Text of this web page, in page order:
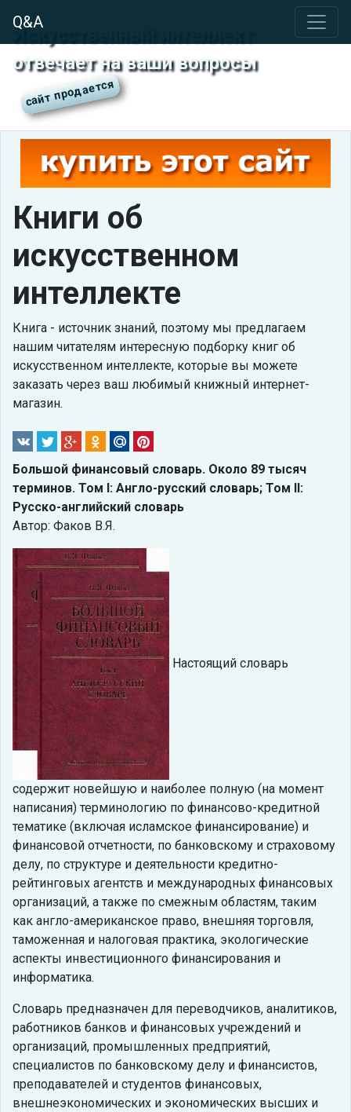
Q&A
Искусственный интеллект
отвечает на ваши вопросы
Книги об
искусственном
интеллекте
Книга - источник знаний, поэтому мы предлагаем
нашим читателям интересную подборку книг об
искусственном интеллекте, которые вы можете
заказать через ваш любимый книжный интернет-
магазин.
Большой финансовый словарь. Около 89 тысяч
терминов. Том I: Англо-русский словарь; Том II:
Русско-английский словарь
Автор: Факов В.Я.
Настоящий словарь
содержит новейшую и наиболее полную (на момент
написания) терминологию по финансово-кредитной
тематике (включая исламское финансирование) и
финансовой отчетности, по банковскому и страховому
делу, по структуре и деятельности кредитно-
рейтинговых агентств и международных финансовых
организаций, а также по смежным областям, таким
как англо-американское право, внешняя торговля,
таможенная и налоговая практика, экологические
аспекты инвестиционного финансирования и
информатика.
Словарь предназначен для переводчиков, аналитиков,
работников банков и финансовых учреждений и
организаций, промышленных предприятий,
специалистов по банковскому делу и финансистов,
преподавателей и студентов финансовых,
внешнеэкономических и экономических высших и